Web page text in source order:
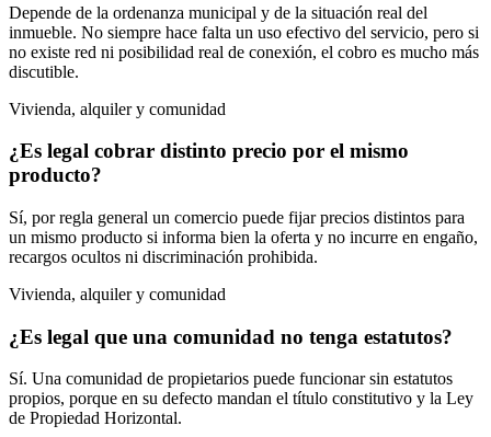
Depende de la ordenanza municipal y de la situación real del
inmueble. No siempre hace falta un uso efectivo del servicio, pero si
no existe red ni posibilidad real de conexión, el cobro es mucho más
discutible.
Vivienda, alquiler y comunidad
¿Es legal cobrar distinto precio por el mismo
producto?
Sí, por regla general un comercio puede fijar precios distintos para
un mismo producto si informa bien la oferta y no incurre en engaño,
recargos ocultos ni discriminación prohibida.
Vivienda, alquiler y comunidad
¿Es legal que una comunidad no tenga estatutos?
Sí. Una comunidad de propietarios puede funcionar sin estatutos
propios, porque en su defecto mandan el título constitutivo y la Ley
de Propiedad Horizontal.